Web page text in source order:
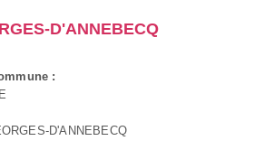
D'ANNEBECQ
:
D'ANNEBECQ